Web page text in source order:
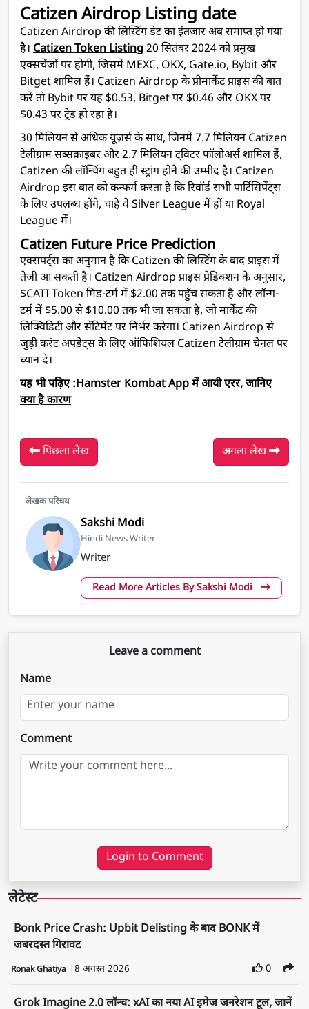
Catizen Airdrop Listing date
Catizen Airdrop की लिस्टिंग डेट का इंतजार अब समाप्त हो गया
है। Catizen Token Listing20 सितंबर 2024 को प्रमुख
एक्सचेंजों पर होगी, जिसमें MEXC, OKX, Gate.io, Bybit और
Bitget शामिल हैं। Catizen Airdrop के प्रीमार्केट प्राइस की बात
करें तो Bybit पर यह $0.53, Bitget पर $0.46 और OKX पर
$0.43 पर ट्रेड हो रहा है।
30 मिलियन से अधिक यूज़र्स के साथ, जिनमें 7.7 मिलियन Catizen
टेलीग्राम सब्सक्राइबर और 2.7 मिलियन ट्विटर फॉलोअर्स शामिल हैं,
Catizen की लॉन्चिंग बहुत ही स्ट्रांग होने की उम्मीद है। Catizen
Airdrop इस बात को कन्फर्म करता है कि रिवॉर्ड सभी पार्टिसिपेंट्स
के लिए उपलब्ध होंगे, चाहे वे Silver League में हों या Royal
League में।
Catizen Future Price Prediction
एक्सपर्ट्स का अनुमान है कि Catizen की लिस्टिंग के बाद प्राइस में
तेजी आ सकती है। Catizen Airdrop प्राइस प्रेडिक्शन के अनुसार,
$CATI Token मिड-टर्म में $2.00 तक पहुँच सकता है और लॉन्ग-
टर्म में $5.00 से $10.00 तक भी जा सकता है, जो मार्केट की
लिक्विडिटी और सेंटिमेंट पर निर्भर करेगा। Catizen Airdrop से
जुड़ी करंट अपडेट्स के लिए ऑफिशियल Catizen टेलीग्राम चैनल पर
ध्यान दे।
यह भी पढ़िए :Hamster Kombat App में आयी एरर, जानिए
क्या है कारण
पिछला लेख अगला लेख
लेखक परिचय
Sakshi Modi
Hindi News Writer
Writer
Read More Articles By Sakshi Modi
Leave a comment
Name
Comment
Login to Comment
लेटेस्ट
Bonk Price Crash: Upbit Delisting के बाद BONK में
जबरदस्त गिरावट
Ronak Ghatiya 8 अगस्त 2026 0
Grok Imagine 2.0 लॉन्च: xAI का नया AI इमेज जनरेशन टूल, जानें